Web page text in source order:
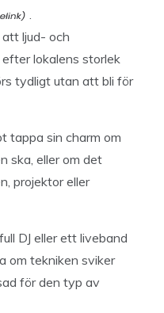
.
ljud- och
lokalens storlek
tydligt utan att bli för
tappa sin charm om
ska, eller om det
projektor eller
DJ eller ett liveband
om tekniken sviker
för den typ av